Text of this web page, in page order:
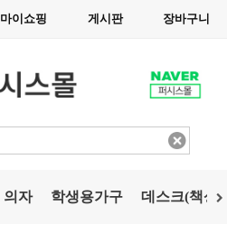
마이쇼핑 게시판 장바구니
의자 학생용가구 데스크(책상)